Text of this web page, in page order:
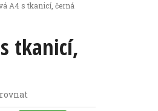
A4 s tkanicí, černá
tkanicí,